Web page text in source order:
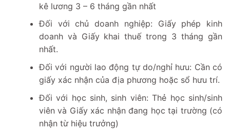
kê lương 3 – 6 tháng gần nhất
Đối với chủ doanh nghiệp: Giấy phép kinh
doanh và Giấy khai thuế trong 3 tháng gần
nhất.
Đối với người lao động tự do/nghỉ hưu: Cần có
giấy xác nhận của địa phương hoặc sổ hưu trí.
Đối với học sinh, sinh viên: Thẻ học sinh/sinh
viên và Giấy xác nhận đang học tại trường (có
nhận từ hiệu trưởng)